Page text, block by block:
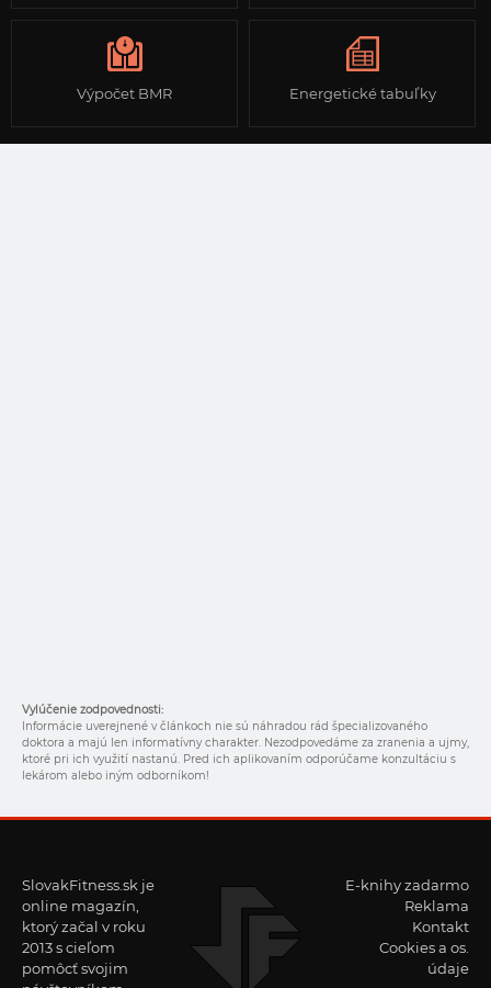
Výpočet BMR Energetické tabuľky
Vylúčenie zodpovednosti:
Informácie uverejnené v článkoch nie sú náhradou rád špecializovaného
doktora a majú len informatívny charakter. Nezodpovedáme za zranenia a ujmy,
ktoré pri ich využití nastanú. Pred ich aplikovaním odporúčame konzultáciu s
lekárom alebo iným odborníkom!
SlovakFitness.sk je
online magazín,
ktorý začal v roku
2013 s cieľom
pomôcť svojim
E-knihy zadarmo
Reklama
Kontakt
Cookies a os.
údaje